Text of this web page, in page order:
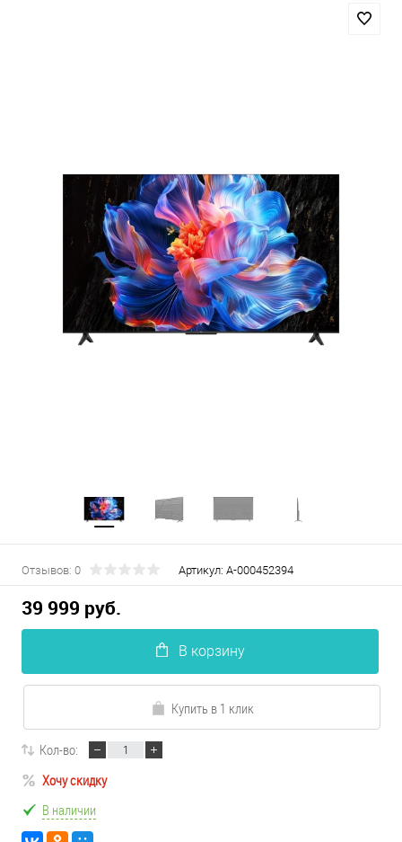
Отзывов: 0 Артикул: А-000452394
39 999 руб.
В корзину
Купить в 1 клик
Кол-во:
Хочу скидку
В наличии